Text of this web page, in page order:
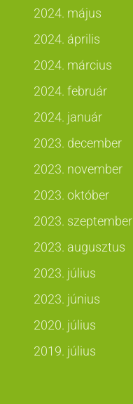
2024. május
2024. április
2024. március
2024. február
2024. január
2023. december
2023. november
2023. október
2023. szeptember
2023. augusztus
2023. július
2023. június
2020. július
2019. július